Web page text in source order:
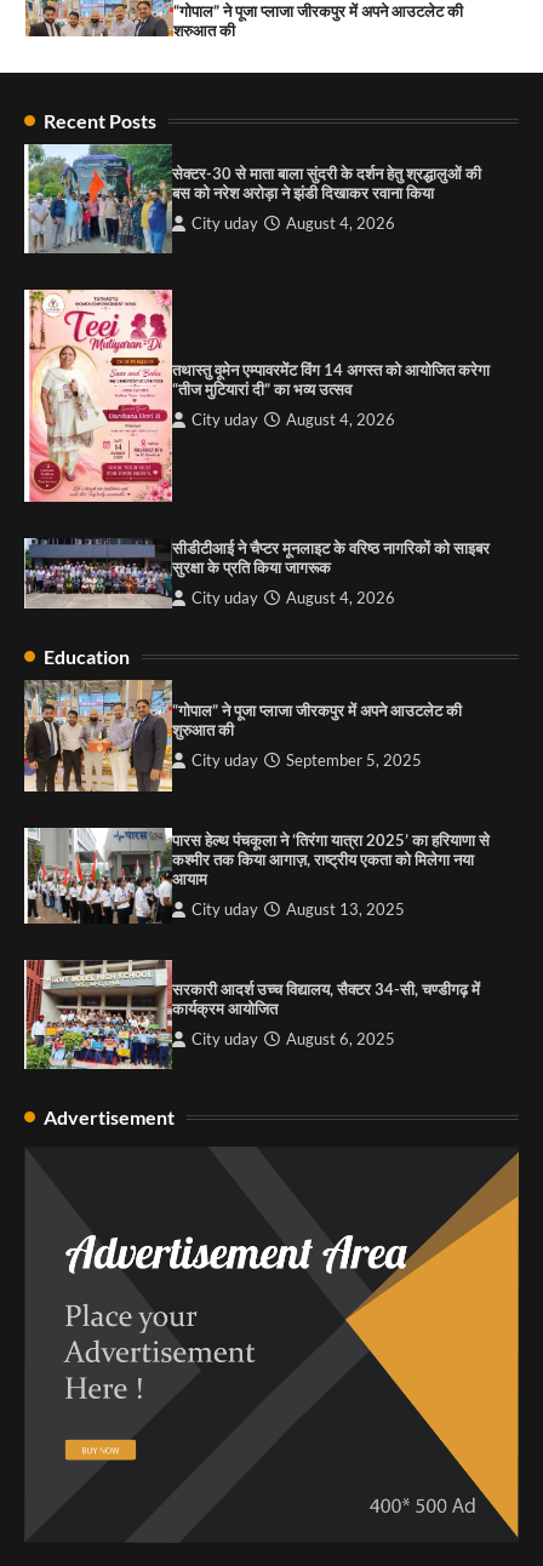
“गोपाल” ने पूजा प्लाजा जीरकपुर में अपने आउटलेट की
शुरुआत की
2
पारस हेल्थ पंचकूला ने ‘तिरंगा यात्रा 2025’ का हरियाणा से
आयाम
City uday August 13, 2025
3
4
राहुल गाँधी ने खाई है वैश्विक मंच पर भारत को कमजोर करने
Recent Posts
सेक्टर-30 से माता बाला सुंदरी के दर्शन हेतु श्रद्धालुओं की
बस को नरेश अरोड़ा ने झंडी दिखाकर रवाना किया
City uday August 4, 2026
तथास्तु वूमेन एम्पावरमेंट विंग 14 अगस्त को आयोजित करेगा
“तीज मुटियारां दी” का भव्य उत्सव
City uday August 4, 2026
सीडीटीआई ने चैप्टर मूनलाइट के वरिष्ठ नागरिकों को साइबर
सुरक्षा के प्रति किया जागरूक
City uday August 4, 2026
Education
“गोपाल” ने पूजा प्लाजा जीरकपुर में अपने आउटलेट की
शुरुआत की
City uday September 5, 2025
पारस हेल्थ पंचकूला ने ‘तिरंगा यात्रा 2025’ का हरियाणा से
कश्मीर तक किया आगाज़, राष्ट्रीय एकता को मिलेगा नया
आयाम
City uday August 13, 2025
सरकारी आदर्श उच्च विद्यालय, सैक्टर 34-सी, चण्डीगढ़ में
कार्यक्रम आयोजित
City uday August 6, 2025
Advertisement